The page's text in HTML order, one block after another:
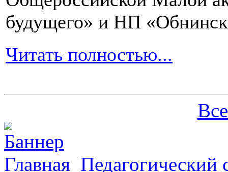
будущего» и НП
Читать полностью...
Главная